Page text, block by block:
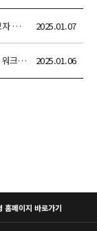
2025년도 ‘도레이 화학공학상’ 수상후보자 추천 안내[추천기한: 2월 28일(금)] 2025.01.07
[공정시스템부문위원회] 2025년도 동계 워크숍 안내 (2025년1월 23일(목)) 2025.01.06
홈페이지 바로가기